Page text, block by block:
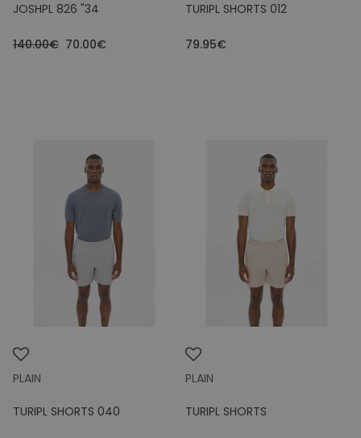
JOSHPL 826 "34
140.00€ 70.00€
TURIPL SHORTS 012
79.95€
PLAIN
TURIPL SHORTS 040
PLAIN
TURIPL SHORTS